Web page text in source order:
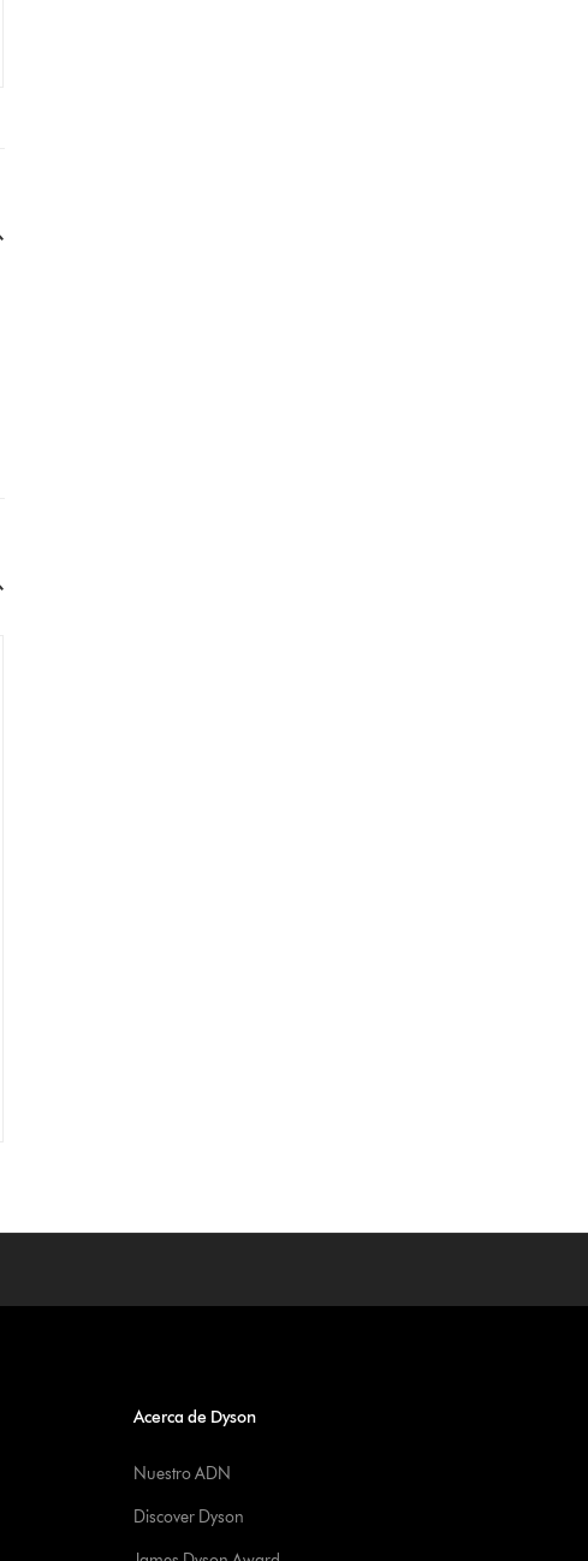
Acerca de Dyson
Nuestro ADN
Discover Dyson